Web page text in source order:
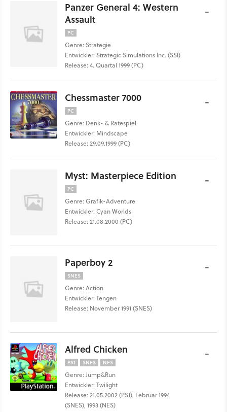
Panzer General 4: Western
Assault
PC
Genre: Strategie
Entwickler: Strategic Simulations Inc. (SSI)
Release: 4. Quartal 1999 (PC)
-
Chessmaster 7000
PC
Genre: Denk- & Ratespiel
Entwickler: Mindscape
Release: 29.09.1999 (PC)
-
Myst: Masterpiece Edition
PC
Genre: Grafik-Adventure
Entwickler: Cyan Worlds
Release: 21.08.2000 (PC)
-
Paperboy 2
SNES
Genre: Action
Entwickler: Tengen
Release: November 1991 (SNES)
-
Alfred Chicken
PS1 SNES NES
Genre: Jump&Run
Entwickler: Twilight
Release: 21.05.2002 (PS1), Februar 1994
(SNES), 1993 (NES)
-